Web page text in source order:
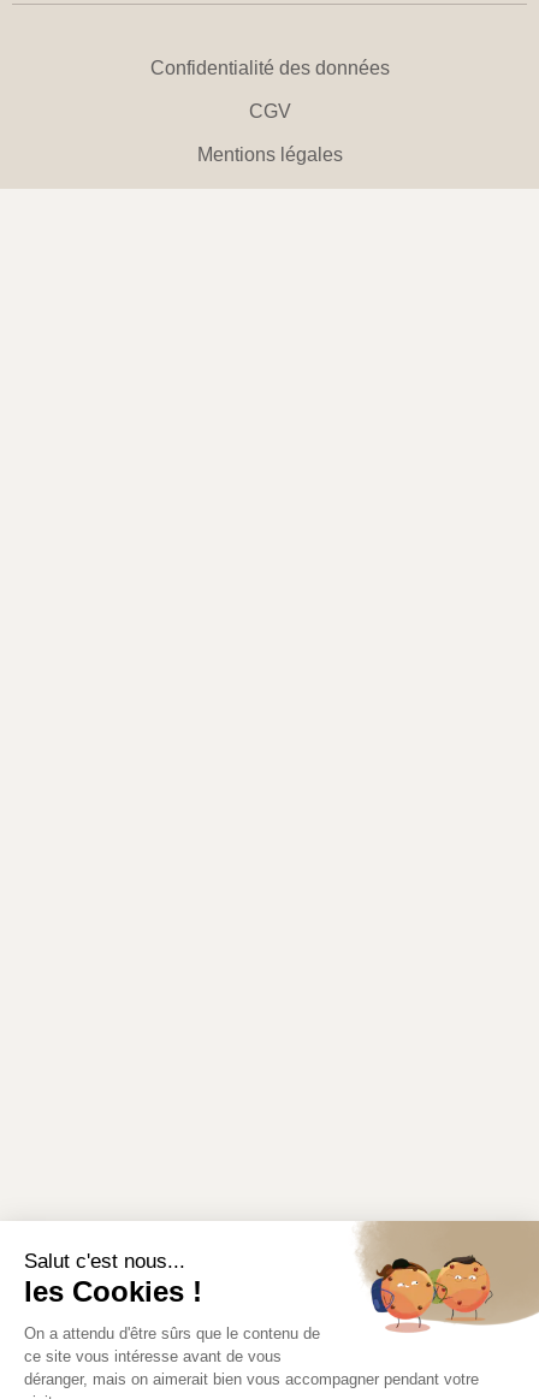
Confidentialité des données
CGV
Mentions légales
Salut c'est nous...
les Cookies !
On a attendu d'être sûrs que le contenu de
ce site vous intéresse avant de vous
déranger, mais on aimerait bien vous accompagner pendant votre